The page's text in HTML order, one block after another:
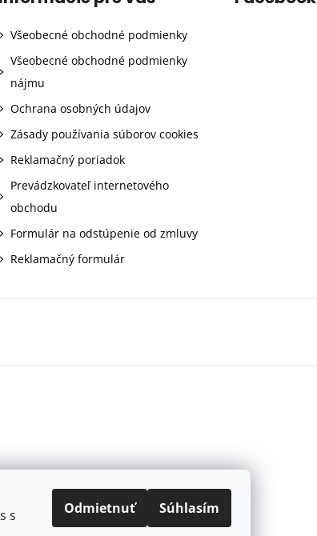
s
Odmietnuť Súhlasím
Všeobecné obchodné podmienky
Všeobecné obchodné podmienky
nájmu
Ochrana osobných údajov
Zásady používania súborov cookies
Reklamačný poriadok
Prevádzkovateľ internetového
obchodu
Formulár na odstúpenie od zmluvy
Reklamačný formulár